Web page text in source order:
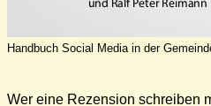
Handbuch Social Media in der
Wer eine Rezension schreiben